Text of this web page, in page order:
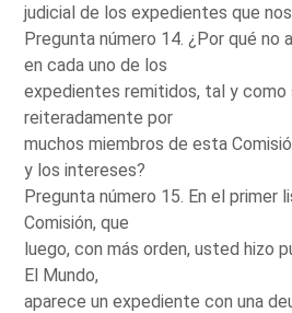
judicial de los expedientes que
Pregunta número 14. ¿Por qué no
en cada uno de los
expedientes remitidos, tal y como
reiteradamente por
muchos miembros de esta
y los intereses?
Pregunta número 15. En el primer
Comisión, que
luego, con más orden, usted hizo
El Mundo,
aparece un expediente con una